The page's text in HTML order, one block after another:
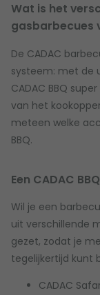
Wat is het
gasbarbecues
De CADAC
systeem: met de
CADAC BBQ
van het
meteen welke
BBQ.
Een CADAC
Wil je een
uit verschillende
gezet, zodat je
tegelijkertijd kunt
CADAC